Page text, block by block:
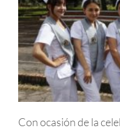
Con ocasión de la